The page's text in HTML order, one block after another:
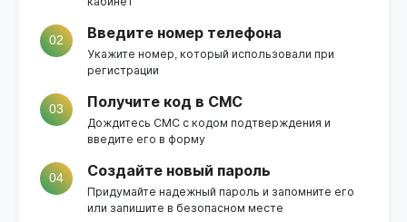
02 Введите номер телефона
Укажите номер, который использовали при
регистрации
03 Получите код в СМС
Дождитесь СМС с кодом подтверждения и
введите его в форму
04 Создайте новый пароль
Придумайте надежный пароль и запомните его
или запишите в безопасном месте